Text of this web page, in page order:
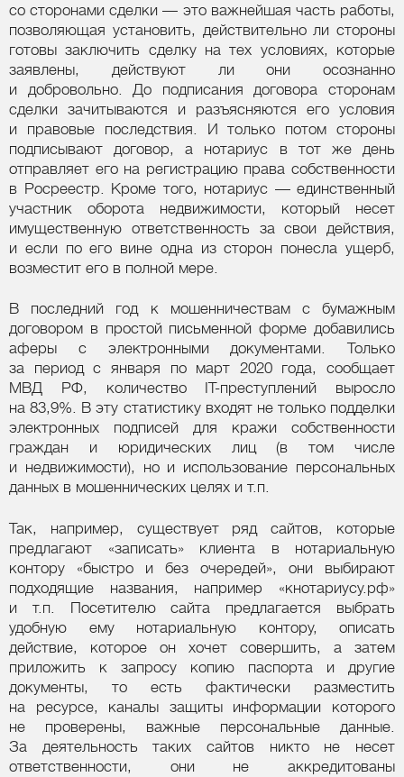
со сторонами сделки — это важнейшая часть работы,
позволяющая установить, действительно ли стороны
готовы заключить сделку на тех условиях, которые
заявлены, действуют ли они осознанно
и добровольно. До подписания договора сторонам
сделки зачитываются и разъясняются его условия
и правовые последствия. И только потом стороны
подписывают договор, а нотариус в тот же день
отправляет его на регистрацию права собственности
в Росреестр. Кроме того, нотариус — единственный
участник оборота недвижимости, который несет
имущественную ответственность за свои действия,
и если по его вине одна из сторон понесла ущерб,
возместит его в полной мере.
В последний год к мошенничествам с бумажным
договором в простой письменной форме добавились
аферы с электронными документами. Только
за период с января по март 2020 года, сообщает
МВД РФ, количество IT-преступлений выросло
на 83,9%. В эту статистику входят не только подделки
электронных подписей для кражи собственности
граждан и юридических лиц (в том числе
и недвижимости), но и использование персональных
данных в мошеннических целях и т.п.
Так, например, существует ряд сайтов, которые
предлагают «записать» клиента в нотариальную
контору «быстро и без очередей», они выбирают
подходящие названия, например «кнотариусу.рф»
и т.п. Посетителю сайта предлагается выбрать
удобную ему нотариальную контору, описать
действие, которое он хочет совершить, а затем
приложить к запросу копию паспорта и другие
документы, то есть фактически разместить
на ресурсе, каналы защиты информации которого
не проверены, важные персональные данные.
За деятельность таких сайтов никто не несет
ответственности, они не аккредитованы